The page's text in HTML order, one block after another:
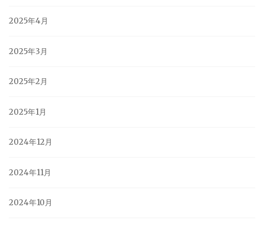
2025年4月
2025年3月
2025年2月
2025年1月
2024年12月
2024年11月
2024年10月